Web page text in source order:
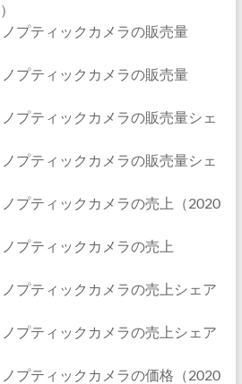
プティックカメラの販売量
プティックカメラの販売量
プティックカメラの販売量シェ
プティックカメラの販売量シェ
プティックカメラの売上（2020
プティックカメラの売上
プティックカメラの売上シェア
プティックカメラの売上シェア
プティックカメラの価格（2020